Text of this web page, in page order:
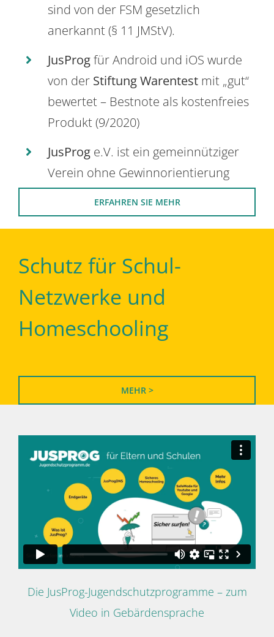
sind von der FSM gesetzlich
anerkannt (§ 11 JMStV).
JusProgfür Android und iOS wurde
von der Stiftung Warentest mit „gut“
bewertet – Bestnote als kostenfreies
Produkt (9/2020)
JusProg e.V. ist ein gemeinnütziger
Verein ohne Gewinnorientierung
ERFAHREN SIE MEHR
Schutz für Schul-
Netzwerke und
Homeschooling
MEHR >
Die JusProg-Jugendschutzprogramme – zum
Video in Gebärdensprache